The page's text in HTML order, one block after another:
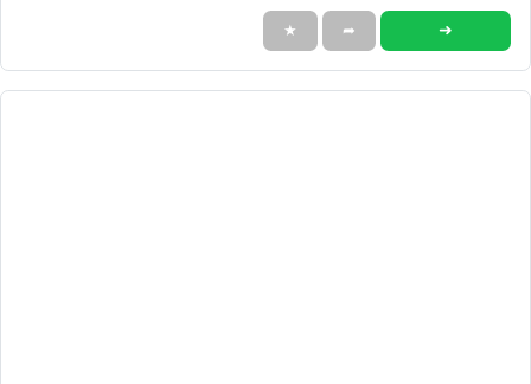
★ ➦ ➜